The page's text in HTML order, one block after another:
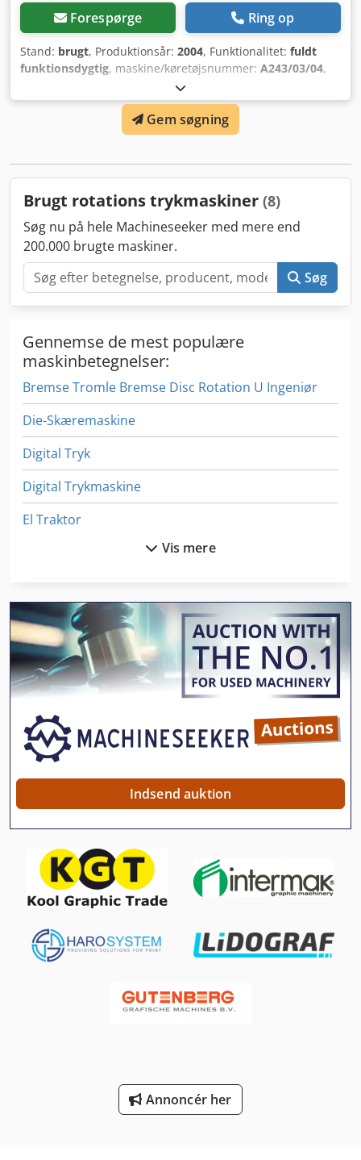
Forespørge Ring op
Stand: brugt, Produktionsår: 2004, Funktionalitet: fuldt
funktionsdygtig, maskine/køretøjsnummer: A243/03/04,
6.750 mm
V, Brugt Tek-Ind Alfa Plus 10/22 automatisk trykpresse.
Maksimal trykformat op til 50 cm x 70 cm. Maskinen er i
fuldt funktionsdygtig stand. Salgsprisen er nu reduceret
bud. Chodpfxsv H Adgo Ackea
Gem søgning
Brugt rotations trykmaskiner (8)
Søg nu på hele Machineseeker med mere end
200.000 brugte maskiner.
Søg
Gennemse de mest populære
maskinbetegnelser:
Bremse Tromle Bremse Disc Rotation U Ingeniør
Die-Skæremaskine
Digital Tryk
Digital Trykmaskine
El Traktor
Kugle Rotation Apparater
Kør Maskinen
Maschine Tryk For At Presse Lejer
Mobile Skrot Tryk
Retsch Si Maskine
Rotation Station
Swing Arm Skæremaskine
Tag Skæremaskine
Tre Kniv Trimmer
Tryk På 2 Tommer
Vis mere
Indsend auktion
Annoncér her